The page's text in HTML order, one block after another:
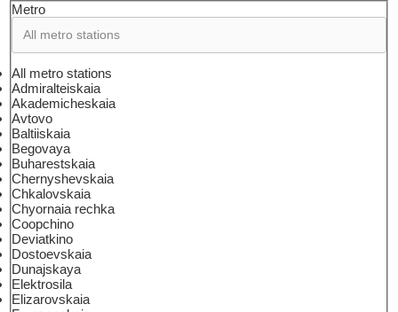
Metro
All metro stations
Admiralteiskaia
Akademicheskaia
Avtovo
Baltiiskaia
Begovaya
Buharestskaia
Chernyshevskaia
Chkalovskaia
Chyornaia rechka
Coopchino
Deviatkino
Dostoevskaia
Dunajskaya
Elektrosila
Elizarovskaia